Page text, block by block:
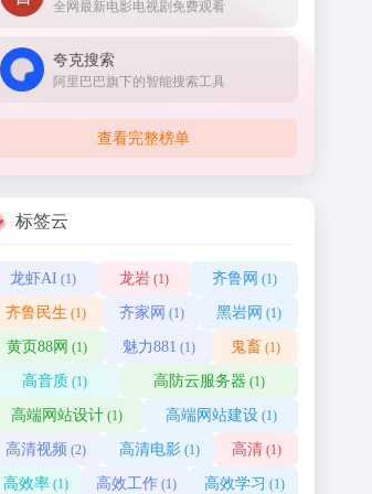
全网最新电影电视剧免费观看
夸克搜索
阿里巴巴旗下的智能搜索工具
查看完整榜单
标签云
龙虾AI (1) 龙岩 (1) 齐鲁网 (1)
齐鲁民生 (1) 齐家网 (1) 黑岩网 (1)
黄页88网 (1) 魅力881 (1) 鬼畜 (1)
高音质 (1) 高防云服务器 (1)
高端网站设计(1) 高端网站建设(1)
高清视频 (2) 高清电影(1) 高清 (1)
高效率(1) 高效工作(1) 高效学习 (1)